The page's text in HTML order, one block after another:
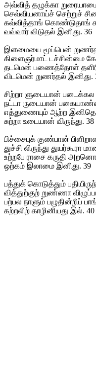
அவ்வித் தழுக்கா
செவ்வியனாய்ச் செற்றுச்
கவ்வித்தாங் கொண்டுதாங்
வவ்வார் விடுதல் இனிது. 36
இளமையை மூப்பென்
கிளைஞர்மாட் டச்சின்மை
தடமென் பணைத்தோள்
விடமென் றுணர்தல் இனிது.
சிற்றா ளுடையான் படைக்கல
நட்டா ருடையான்
எத்துணையும் ஆற்ற
சுற்றா உடையான் விருந்து. 38
பிச்சைபுக் குண்பான்
துச்சி லிருந்து துயர்கூரா
உற்றபே ராசை கருதி
ஒற்கம் இலாமை இனிது. 39
பத்துக் கொடுத்தும்
வித்துற்குற் றுண்ணா
பற்பல நாளும் பழுதின்றிப்
கற்றலிற் காழினியது இல். 40